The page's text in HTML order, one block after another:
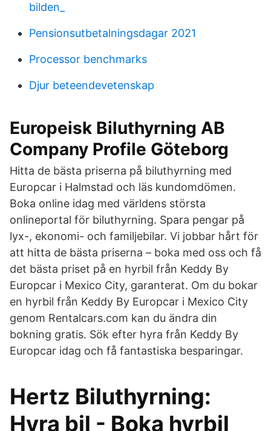
bilden_
Pensionsutbetalningsdagar 2021
Processor benchmarks
Djur beteendevetenskap
Europeisk Biluthyrning AB
Company Profile Göteborg
Hitta de bästa priserna på biluthyrning med
Europcar i Halmstad och läs kundomdömen.
Boka online idag med världens största
onlineportal för biluthyrning. Spara pengar på
lyx-, ekonomi- och familjebilar. Vi jobbar hårt för
att hitta de bästa priserna – boka med oss och få
det bästa priset på en hyrbil från Keddy By
Europcar i Mexico City, garanterat. Om du bokar
en hyrbil från Keddy By Europcar i Mexico City
genom Rentalcars.com kan du ändra din
bokning gratis. Sök efter hyra från Keddy By
Europcar idag och få fantastiska besparingar.
Hertz Biluthyrning:
Hyra bil - Boka hyrbil